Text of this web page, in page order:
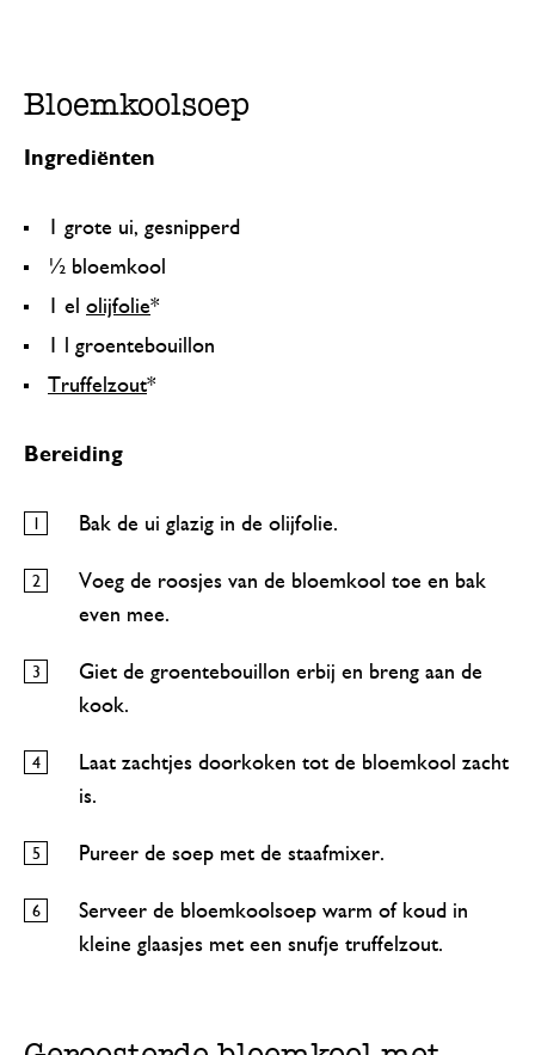
Bloemkoolsoep
Ingrediënten
1 grote ui, gesnipperd
½ bloemkool
1 el olijfolie*
1 l groentebouillon
Truffelzout*
Bereiding
Bak de ui glazig in de olijfolie.
Voeg de roosjes van de bloemkool toe en bak
even mee.
Giet de groentebouillon erbij en breng aan de
kook.
Laat zachtjes doorkoken tot de bloemkool zacht
is.
Pureer de soep met de staafmixer.
Serveer de bloemkoolsoep warm of koud in
kleine glaasjes met een snufje truffelzout.